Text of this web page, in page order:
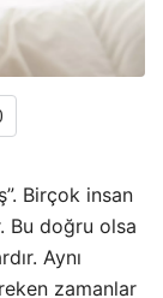
Birçok insan
Bu doğru olsa
Aynı
zamanlar